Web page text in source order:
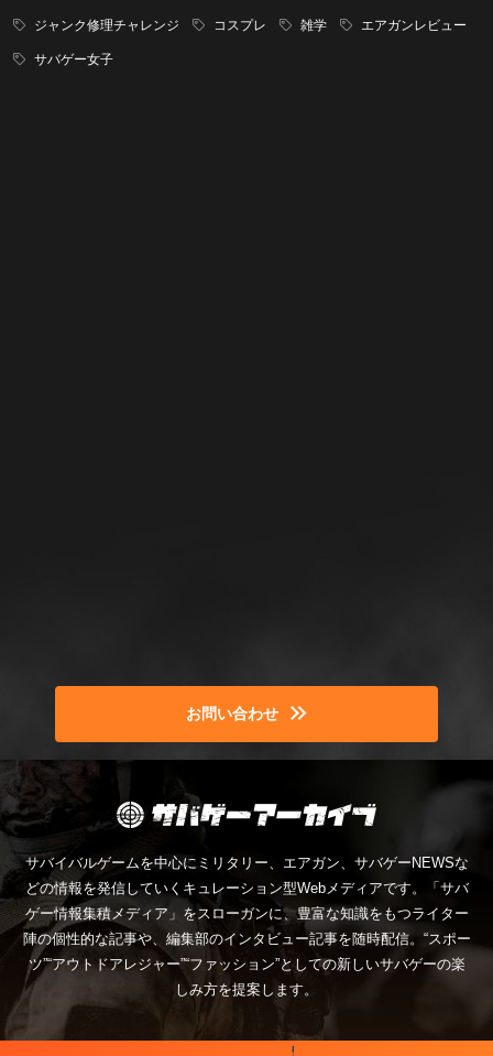
ジャンク修理チャレンジ コスプレ 雑学 エアガンレビュー
サバゲー女子
お問い合わせ
サバイバルゲームを中心にミリタリー、エアガン、サバゲーNEWSな
どの情報を発信していくキュレーション型Webメディアです。「サバ
ゲー情報集積メディア」をスローガンに、豊富な知識をもつライター
陣の個性的な記事や、編集部のインタビュー記事を随時配信。“スポー
ツ”“アウトドアレジャー”“ファッション”としての新しいサバゲーの楽
しみ方を提案します。